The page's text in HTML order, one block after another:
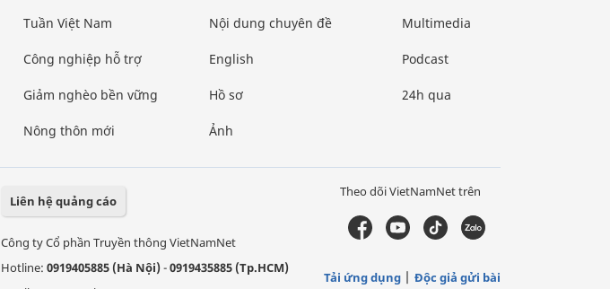
Tuần Việt Nam
Công nghiệp hỗ trợ
Giảm nghèo bền vững
Nông thôn mới
Nội dung chuyên đề
English
Hồ sơ
Ảnh
Multimedia
Podcast
24h qua
Liên hệ quảng cáo
Công ty Cổ phần Truyền thông VietNamNet
Hotline: 0919405885 (Hà Nội)-0919435885 (Tp.HCM)
Theo dõi VietNamNet trên
Tải ứng dụng Độc giả gửi bài